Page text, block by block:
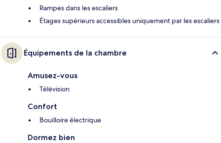
Rampes dans les escaliers
Étages supérieurs accessibles uniquement par les escaliers
Équipements de la chambre
Amusez-vous
Télévision
Confort
Bouilloire électrique
Dormez bien